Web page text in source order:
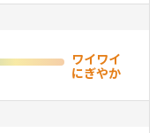
フレームを採用した
でまかなえる、合理
ます。
在空間を両立します。
ワイワイ
にぎやか